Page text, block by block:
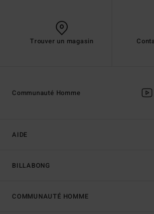
Trouver un magasin
AIDE
BILLABONG
Communauté Homme
COMMUNAUTÉ HOMME